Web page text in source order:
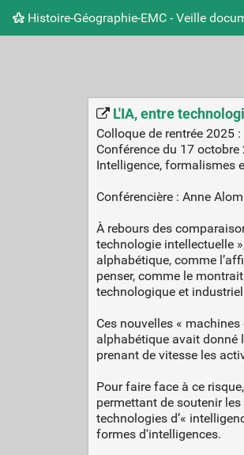
Histoire-Géographie-EMC - Veille
L'IA, entre
Colloque de rentrée 2025
Conférence du 17
Intelligence, formalismes
Conférencière : Anne
À rebours des
technologie intellectuelle
alphabétique, comme
penser, comme le
technologique et
Ces nouvelles «
alphabétique avait donné
prenant de vitesse les
Pour faire face à ce
permettant de soutenir
technologies d’«
formes d'intelligences.